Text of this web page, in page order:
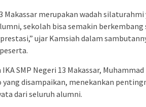
Makassar merupakan wadah
sekolah bisa semakin berkembang
ujar Kamsiah dalam
SMP Negeri 13 Makassar,
disampaikan, menekankan
dari seluruh alumni.